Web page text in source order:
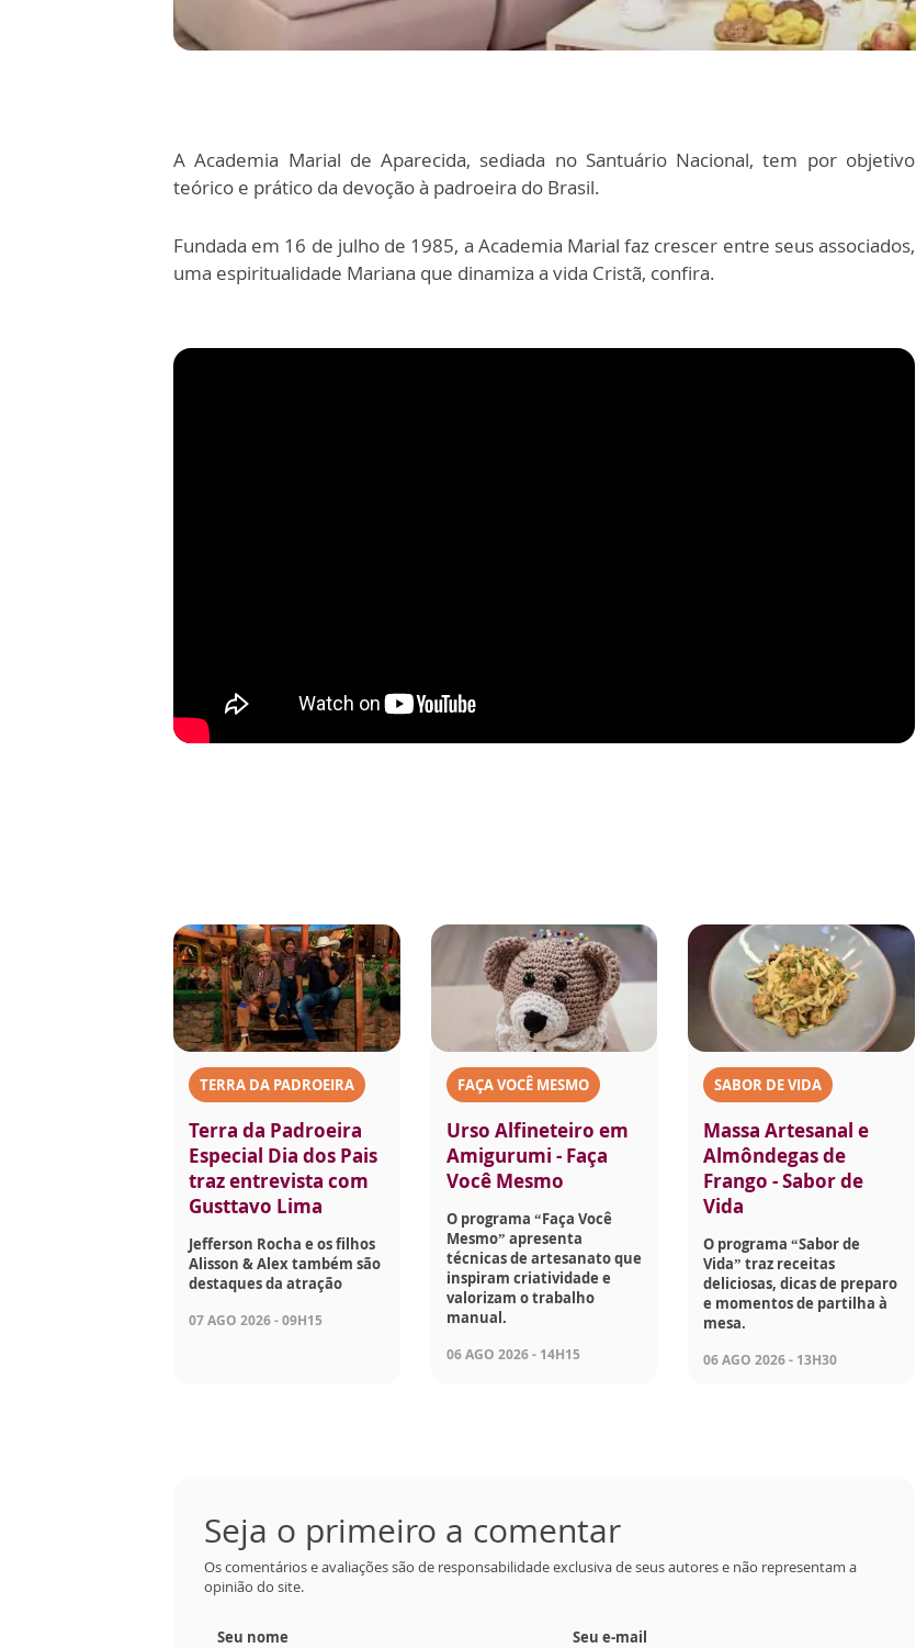
A Academia Marial de Aparecida, sediada no Santuário Nacional, tem por objetivo
teórico e prático da devoção à padroeira do Brasil.
Fundada em 16 de julho de 1985, a Academia Marial faz crescer entre seus associados,
uma espiritualidade Mariana que dinamiza a vida Cristã, confira.
TERRA DA PADROEIRA
Terra da Padroeira
Especial Dia dos Pais
traz entrevista com
Gusttavo Lima
Jefferson Rocha e os filhos
Alisson & Alex também são
destaques da atração
07 AGO 2026 - 09H15
FAÇA VOCÊ MESMO
Urso Alfineteiro em
Amigurumi - Faça
Você Mesmo
O programa “Faça Você
Mesmo” apresenta
técnicas de artesanato que
inspiram criatividade e
valorizam o trabalho
manual.
06 AGO 2026 - 14H15
SABOR DE VIDA
Massa Artesanal e
Almôndegas de
Frango - Sabor de
Vida
O programa “Sabor de
Vida” traz receitas
deliciosas, dicas de preparo
e momentos de partilha à
mesa.
06 AGO 2026 - 13H30
Seja o primeiro a comentar
Os comentários e avaliações são de responsabilidade exclusiva de seus autores e não representam a
opinião do site.
Seu nome Seu e-mail